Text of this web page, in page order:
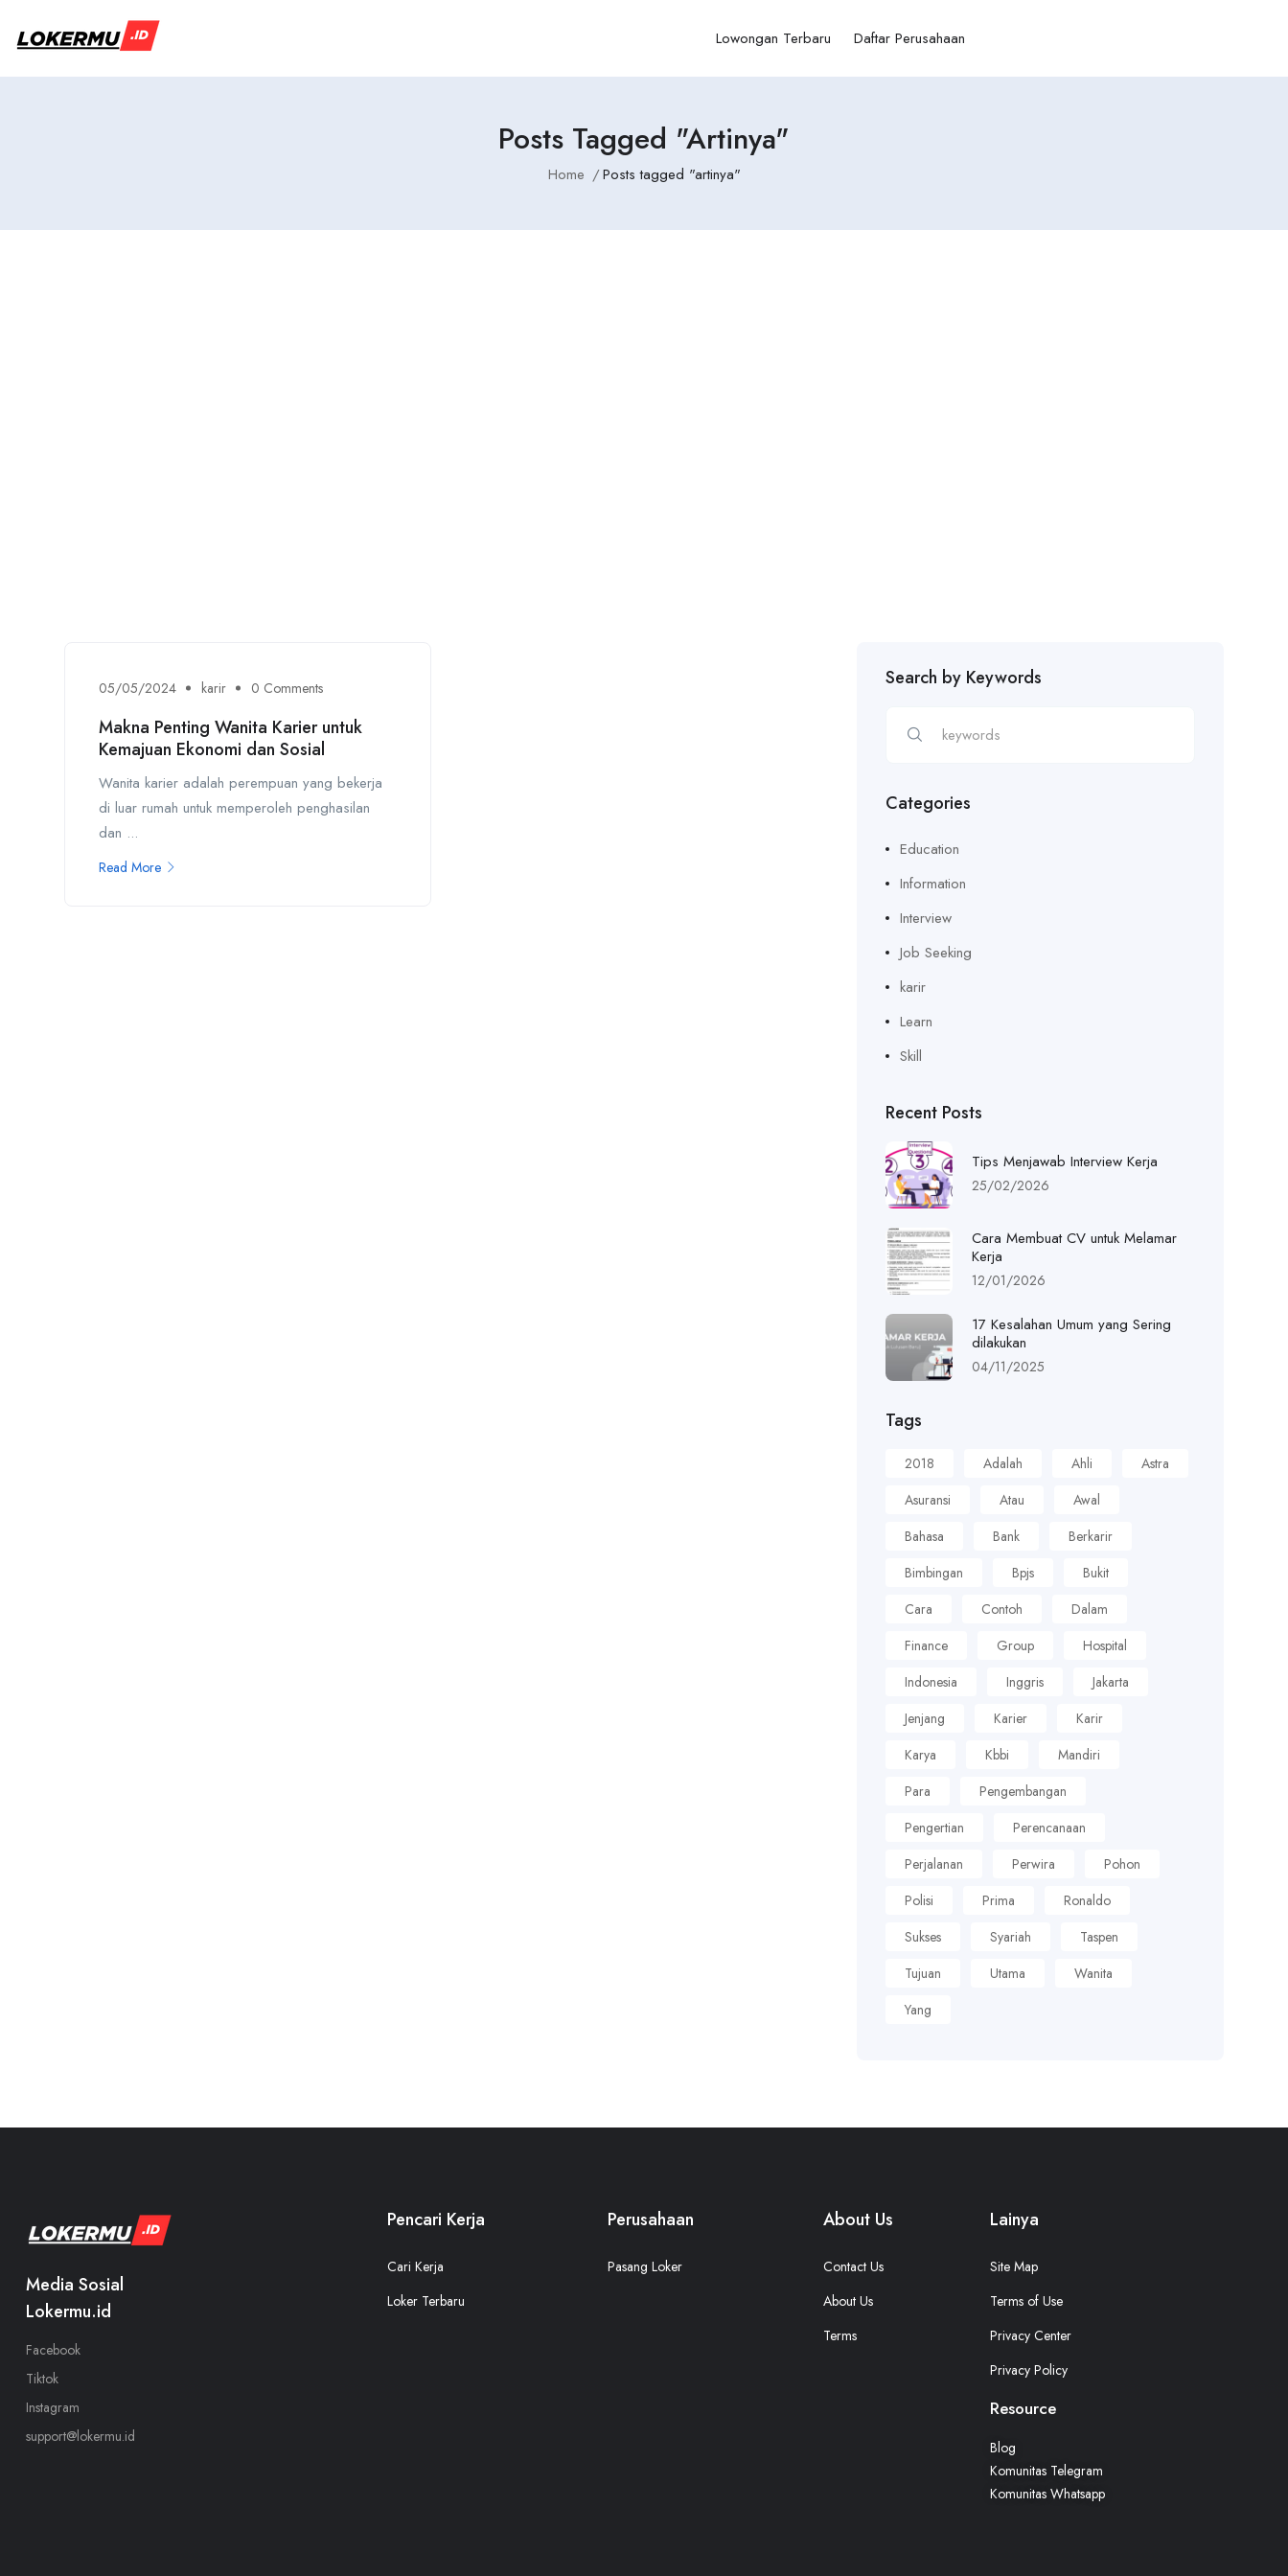
Lowongan Terbaru Daftar Perusahaan
Posts Tagged "artinya"
Home Posts tagged "artinya"
05/05/2024 karir 0 Comments
Makna Penting Wanita Karier untuk
Kemajuan Ekonomi dan Sosial
Wanita karier adalah perempuan yang bekerja
di luar rumah untuk memperoleh penghasilan
dan ...
Read More
Search by Keywords
Categories
Education
Information
Interview
Job Seeking
karir
Learn
Skill
Recent Posts
Tips Menjawab Interview Kerja
25/02/2026
Cara Membuat CV untuk Melamar
Kerja
12/01/2026
17 Kesalahan Umum yang Sering
dilakukan
04/11/2025
Tags
2018 Adalah Ahli
Astra
Asuransi
Atau
Awal
Bahasa
Bank
Berkarir
Bimbingan
Bpjs
Bukit
Cara
Contoh
Dalam
Finance
Group
Hospital
Indonesia
Inggris
Jakarta
Jenjang
Karier
Karir
Karya
Kbbi
Mandiri
Para
Pengembangan
Pengertian
Perencanaan
Perjalanan
Perwira
Pohon
Polisi
Prima
Ronaldo
Sukses
Syariah
Taspen
Tujuan
Utama
Wanita
Yang
Media Sosial
Lokermu.id
Facebook
Tiktok
Instagram
support@lokermu.id
Pencari Kerja
Cari Kerja
Loker Terbaru
Perusahaan
Pasang Loker
About Us
Contact Us
About Us
Terms
Lainya
Site Map
Terms of Use
Privacy Center
Privacy Policy
Resource
Blog
Komunitas Telegram
Komunitas Whatsapp